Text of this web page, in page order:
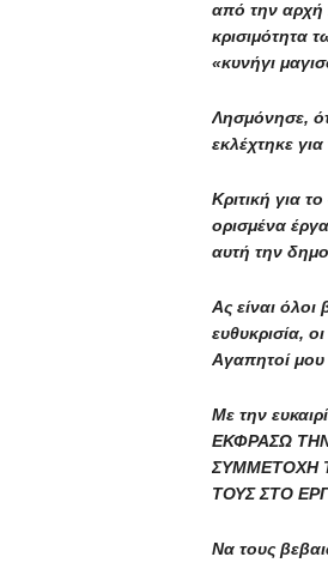
από την αρχή
κρισιμότητα
«κυνήγι
Λησμόνησε,
εκλέχτηκε
Κριτική για
ορισμένα
αυτή την
Ας είναι όλοι
ευθυκρισία,
Αγαπητοί μου
Με την
ΕΚΦΡΑΣΩ
ΣΥΜΜΕΤΟΧΗ
ΤΟΥΣ ΣΤΟ
Να τους